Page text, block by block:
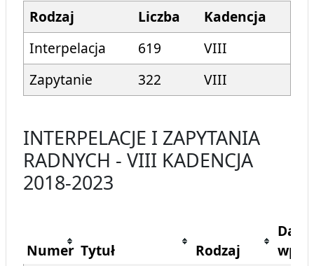
Rodzaj Liczba
Kadencja
Interpelacja
619
VIII
Zapytanie
322 VIII
INTERPELACJE I ZAPYTANIA
RADNYCH - VIII KADENCJA
2018-2023
Numer Tytuł Rodzaj
Data